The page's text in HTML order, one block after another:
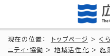
現在の位置： トップページ > く
ニティ・協働
> 地域活性化 >施